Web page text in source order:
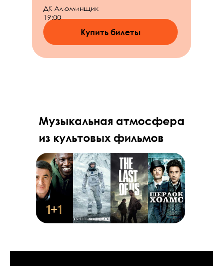
Купить билеты
ДК Алюминщик
19:00
Музыкальная атмосфера
из культовых фильмов